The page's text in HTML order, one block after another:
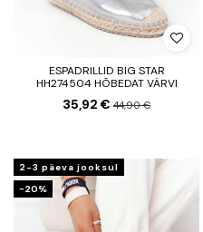
ESPADRILLID BIG STAR
HH274504 HÕBEDAT VÄRVI
35,92 € 44,90 €
2-3 päeva jooksul
−20%